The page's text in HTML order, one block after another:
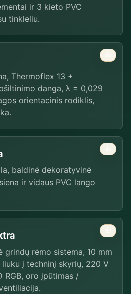
ir 3 kieto PVC
tinkleliu.
Thermoflex 13 +
danga, λ = 0,029
orientacinis rodiklis,
baldinė dekoratyvinė
ir vidaus PVC lango
grindų rėmo sistema, 10 mm
į techninį skyrių, 220 V
RGB, oro įpūtimas /